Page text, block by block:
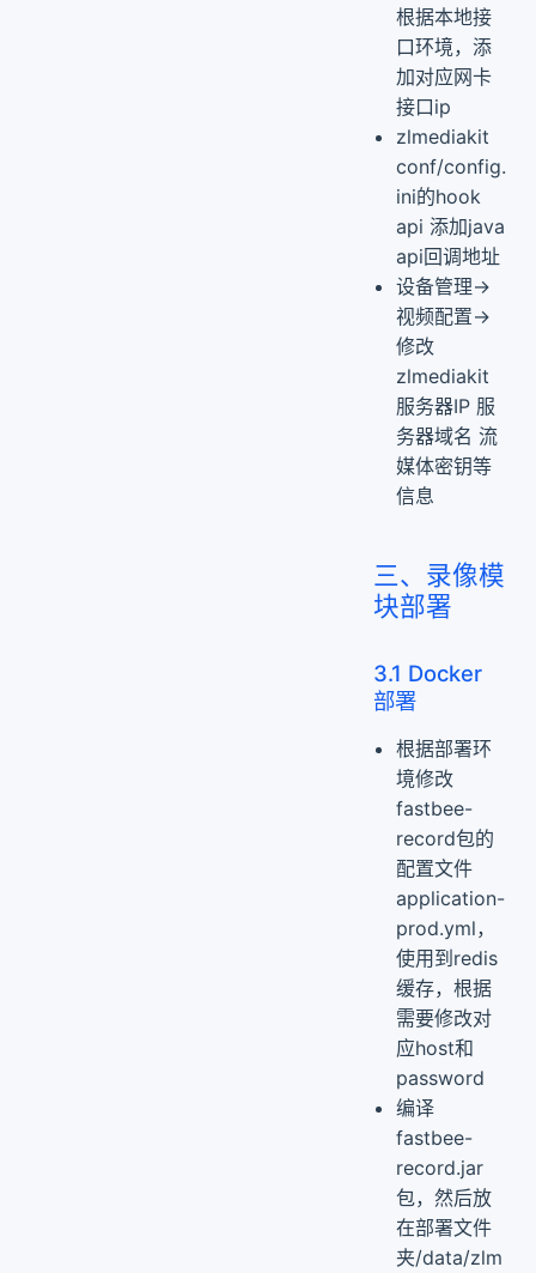
根据本地接
口环境，添
加对应网卡
接口ip
zlmediakit
conf/config.
ini的hook
api 添加java
api回调地址
设备管理->
视频配置->
修改
zlmediakit
服务器IP 服
务器域名 流
媒体密钥等
信息
三、录像模
块部署
3.1 Docker
部署
根据部署环
境修改
fastbee-
record包的
配置文件
application-
prod.yml，
使用到redis
缓存，根据
需要修改对
应host和
password
编译
fastbee-
record.jar
包，然后放
在部署文件
夹/data/zlm